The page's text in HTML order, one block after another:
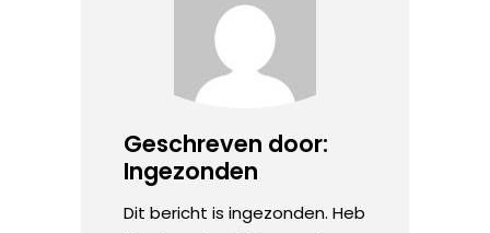
Geschreven door:
Ingezonden
Dit bericht is ingezonden. Heb